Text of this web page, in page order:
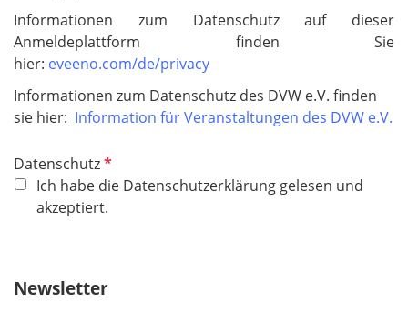
Informationen zum Datenschutz auf dieser
Anmeldeplattform finden Sie
hier: eveeno.com/de/privacy
Informationen zum Datenschutz des DVW e.V. finden
sie hier: Information für Veranstaltungen des DVW e.V.
DatenschutzP
f
l
t
Ich habe die Datenschutzerklärung gelesen und
akzeptiert.
Newsletter